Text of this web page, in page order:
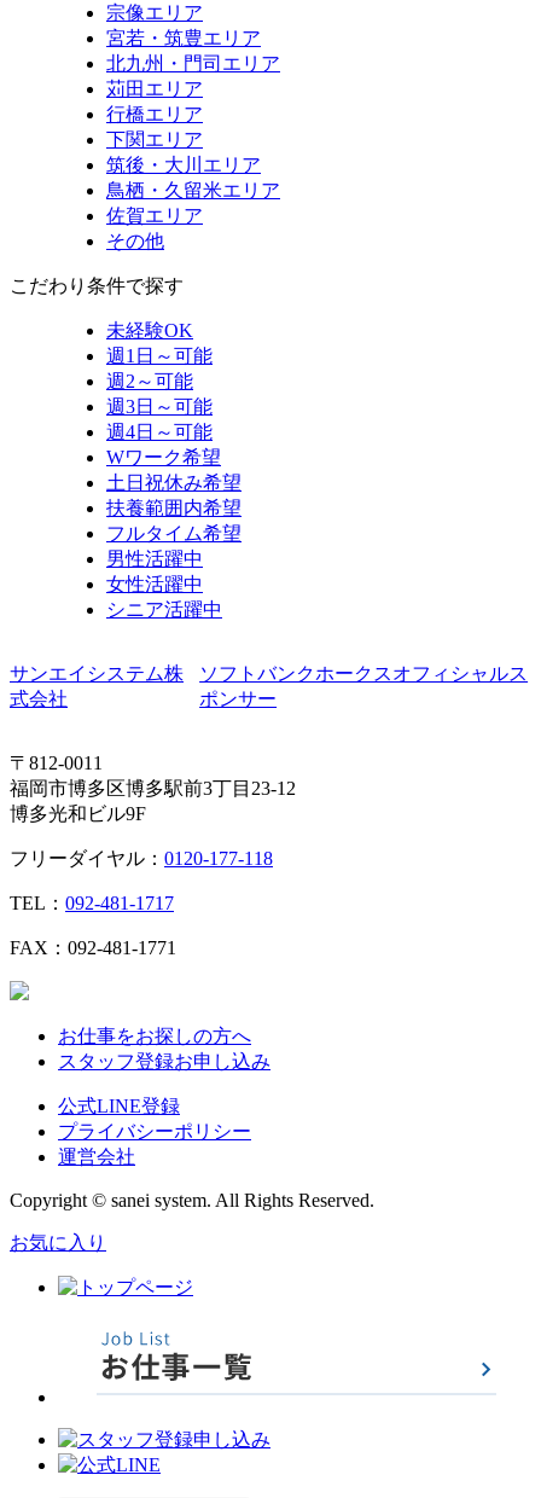
宗像エリア
宮若・筑豊エリア
北九州・門司エリア
苅田エリア
行橋エリア
下関エリア
筑後・大川エリア
鳥栖・久留米エリア
佐賀エリア
その他
こだわり条件で探す
未経験OK
週1日～可能
週2～可能
週3日～可能
週4日～可能
Wワーク希望
土日祝休み希望
扶養範囲内希望
フルタイム希望
男性活躍中
女性活躍中
シニア活躍中
サンエイシステム株
式会社
ソフトバンクホークスオフィシャルス
ポンサー
〒812-0011
福岡市博多区博多駅前3丁目23-12
博多光和ビル9F
フリーダイヤル： 0120-177-118
TEL： 092-481-1717
FAX：092-481-1771
お仕事をお探しの方へ
スタッフ登録お申し込み
公式LINE登録
プライバシーポリシー
運営会社
Copyright © sanei system. All Rights Reserved.
お気に入り